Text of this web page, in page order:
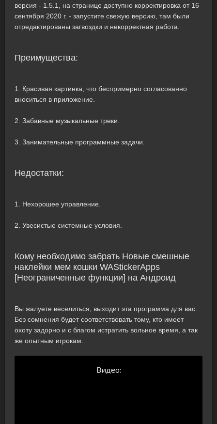
версия - 1.5.1, на странице доступно корректировка от 16
сентября 2020 г. - запустите свежую версию, там были
отредактированы загвоздки и некорректная работа.
Преимущества:
1. Красивая картинка, что беспримерно согласованно
вноситься в приложение.
2. Забавные музыкальные треки.
3. Занимательные программные задачи.
Недостатки:
1. Нехорошее управление.
2. Увесистые системные условия.
Кому необходимо забрать Новые смешные
наклейки мем кошки WAStickerApps
[Неограниченные функции] на Андроид
Вы жалуете веселиться, выходит эта программа для вас.
Без сомнения будет соответствовать тому, кто имеет
охоту задорно и с благом истратить вольное время, а так
же опытным игрокам.
Видео: